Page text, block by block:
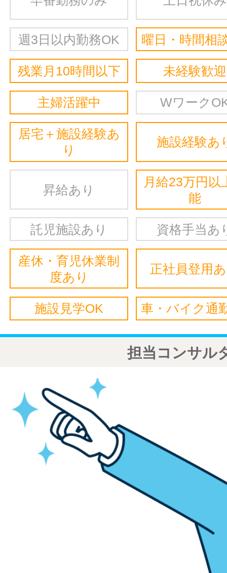
週3日以内勤務OK 曜日・時間相
残業月10時間以下 未経験歓迎
主婦活躍中 Wワーク
居宅＋施設経験あ
り
施設経験あ
昇給あり
月給23万円以
能
託児施設あり 資格手当あ
産休・育児休業制
度あり
正社員登用
施設見学OK 車・バイク通
担当コンサル